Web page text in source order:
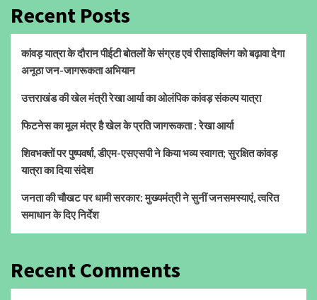
Recent Posts
कांवड़ यात्रा के दौरान पीईटी बोतलों के संग्रह एवं रीसाइक्लिंग को बढ़ावा देगा
अनूठा जन-जागरूकता अभियान
उत्तराखंड की खेल मंत्री रेखा आर्या का ओलंपिक कांवड़ संकल्प यात्रा
फिटनेस का मूल मंत्र है खेल के प्रति जागरूकता : रेखा आर्या
शिवभक्तों पर पुष्पवर्षा, डीएम-एसएसपी ने किया भव्य स्वागत; सुरक्षित कांवड़
यात्रा का दिया संदेश
जनता की चौखट पर धामी सरकार: मुख्यमंत्री ने सुनीं जनसमस्याएं, त्वरित
समाधान के दिए निर्देश
Recent Comments